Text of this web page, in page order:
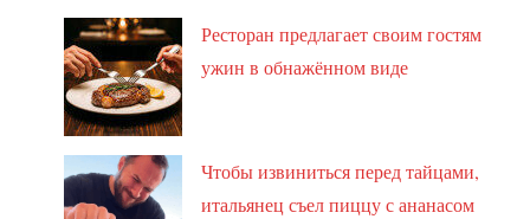
Ресторан предлагает своим гостям
ужин в обнажённом виде
Чтобы извиниться перед тайцами,
итальянец съел пиццу с ананасом